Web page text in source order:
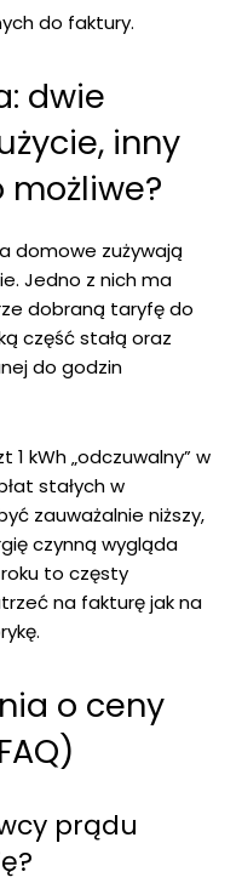
do faktury.
dwie
inny
domowe zużywają
Jedno z nich ma
dobraną taryfę do
część stałą oraz
do godzin
kWh „odczuwalny” w
stałych w
zauważalnie niższy,
czynną wygląda
to częsty
na fakturę jak na
o ceny
prądu